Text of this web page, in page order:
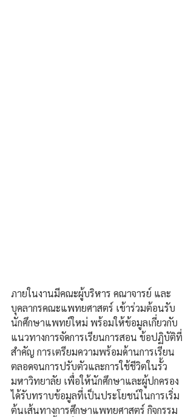
ภายในงานมีคณะผู้บริหาร คณาจารย์ และ
บุคลากรคณะแพทยศาสตร์ เข้าร่วมต้อนรับ
นักศึกษาแพทย์ใหม่ พร้อมให้ข้อมูลเกี่ยวกับ
แนวทางการจัดการเรียนการสอน ข้อปฏิบัติที่
สำคัญ การเตรียมความพร้อมด้านการเรียน
ตลอดจนการปรับตัวและการใช้ชีวิตในรั้ว
มหาวิทยาลัย เพื่อให้นักศึกษาและผู้ปกครอง
ได้รับทราบข้อมูลที่เป็นประโยชน์ในการเริ่ม
ต้นเส้นทางการศึกษาแพทยศาสตร์ กิจกรรม